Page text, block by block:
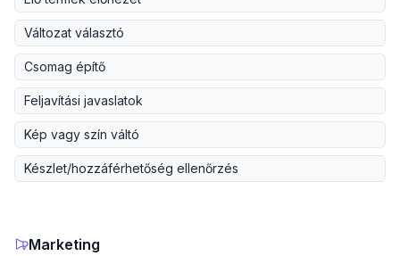
Változat választó
Csomag építő
Feljavítási javaslatok
Kép vagy szín váltó
Készlet/hozzáférhetőség ellenőrzés
Marketing